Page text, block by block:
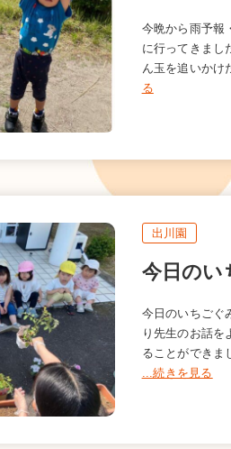
今晩から雨予報
に行ってきまし
ん玉を追いか
る
出川園
今日のい
今日のいちごぐ
り先生のお話を
ることができま
...続きを見る